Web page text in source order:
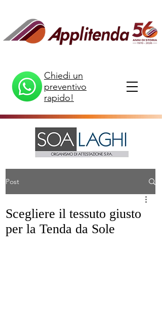
Chiedi un
preventivo
rapido!
Post
Scegliere il tessuto giusto
per la Tenda da Sole